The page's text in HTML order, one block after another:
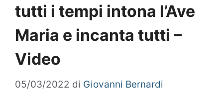
tutti i tempi intona l’Ave
Maria e incanta tutti –
Video
05/03/2022 di Giovanni Bernardi